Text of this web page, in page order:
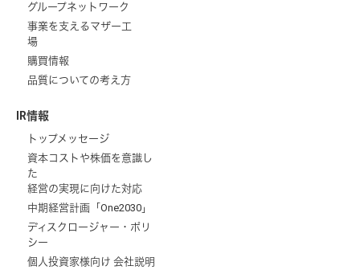
グループネットワーク
事業を支えるマザー工
場
購買情報
品質についての考え方
IR情報
トップメッセージ
資本コストや株価を意識し
た
経営の実現に向けた対応
中期経営計画「One2030」
ディスクロージャー・ポリ
シー
個人投資家様向け 会社説明